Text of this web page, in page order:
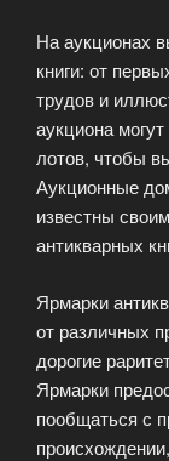
На аукционах
книги: от
трудов и
аукциона
лотов, чтобы
Аукционные
известны
антикварных
Ярмарки
от различных
дорогие
Ярмарки
пообщаться с